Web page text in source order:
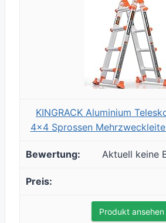
KINGRACK Aluminium
4x4 Sprossen
Aktuell keine
Produkt ansehen